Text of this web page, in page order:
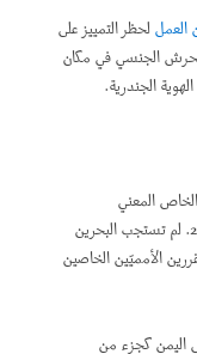
العمللحظر التمييز على
الجنسي في مكان
الجندرية.
المعني
بالمدافعين عن حقوق الإنسان أُرسِلا في 2012 و2015. لم تستجب البحرين
الأمميّين الخاصين
اليمن كجزء من